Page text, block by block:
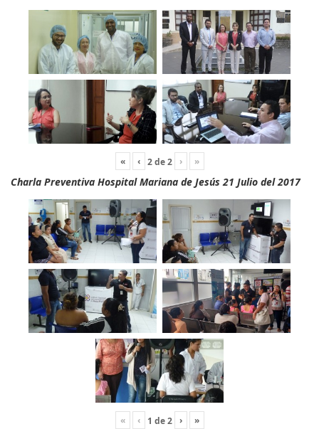
« ‹ 2de2 › »
Charla Preventiva Hospital Mariana de Jesús 21 Julio del 2017
« ‹ 1 de2 › »